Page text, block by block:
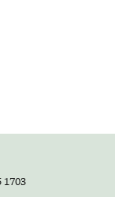
1703